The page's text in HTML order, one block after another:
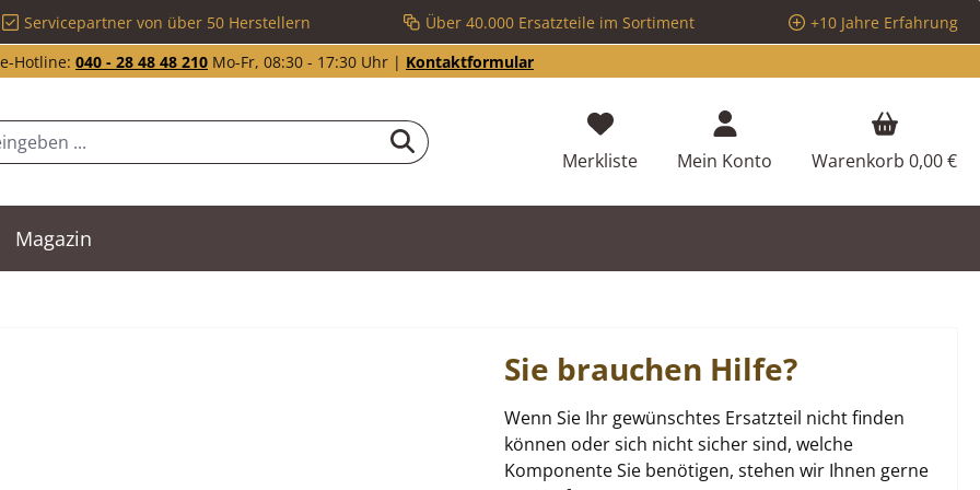
Servicepartner von über 50 Herstellern Über 40.000 Ersatzteile im Sortiment
+10 Jahre Erfahrung
Hotline: 040 - 28 48 48 210 Mo-Fr, 08:30 - 17:30 Uhr | Kontaktformular
MerklisteDu hast 0 Produkte auf dem Merkzettel
Mein Konto Warenkorb 0,00 €
Magazin
Sie brauchen Hilfe?
Wenn Sie Ihr gewünschtes Ersatzteil nicht finden
können oder sich nicht sicher sind, welche
Komponente Sie benötigen, stehen wir Ihnen gerne